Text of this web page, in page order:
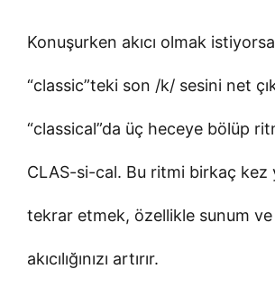
Konuşurken akıcı olmak
“classic”teki son /k/ sesini net
“classical”da üç heceye bölüp
CLAS-si-cal. Bu ritmi birkaç kez
tekrar etmek, özellikle sunum ve
akıcılığınızı artırır.